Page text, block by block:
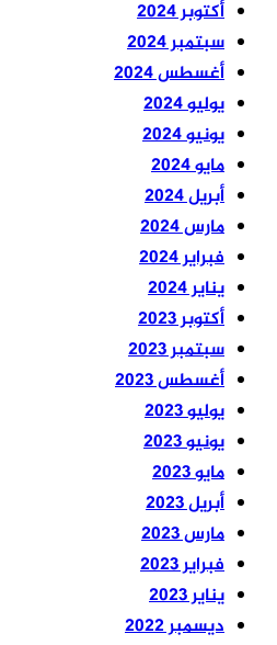
أكتوبر 2024
سبتمبر 2024
أغسطس 2024
يوليو 2024
يونيو 2024
مايو 2024
أبريل 2024
مارس 2024
فبراير 2024
يناير 2024
أكتوبر 2023
سبتمبر 2023
أغسطس 2023
يوليو 2023
يونيو 2023
مايو 2023
أبريل 2023
مارس 2023
فبراير 2023
يناير 2023
ديسمبر 2022